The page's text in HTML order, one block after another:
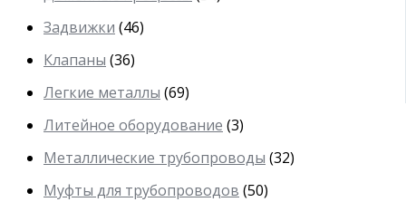
Задвижки (46)
Клапаны (36)
Легкие металлы (69)
Литейное оборудование (3)
Металлические трубопроводы (32)
Муфты для трубопроводов (50)